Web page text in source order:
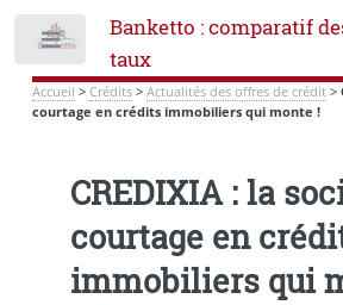
Banketto : comparatif
taux
Accueil > Crédits> Actualités des offres de crédit>
courtage en crédits immobiliers qui monte !
CREDIXIA : la
courtage en
immobiliers qui